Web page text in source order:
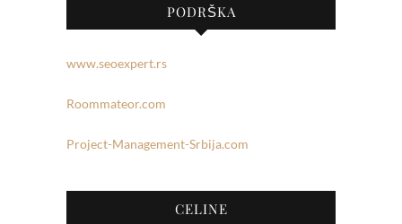
PODRŠKA
www.seoexpert.rs
Roommateor.com
Project-Management-Srbija.com
CELINE